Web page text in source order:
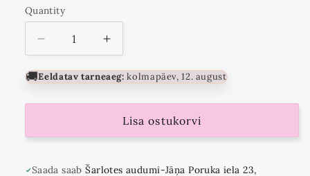
Quantity
Quantity
Vähenda
kogust
Suurenda
kogust
kuni
🚚Eeldatav tarneaeg:kolmapäev, 12. august
Lisa ostukorvi
Saada saabŠarlotes audumi-Jāņa Poruka iela 23,